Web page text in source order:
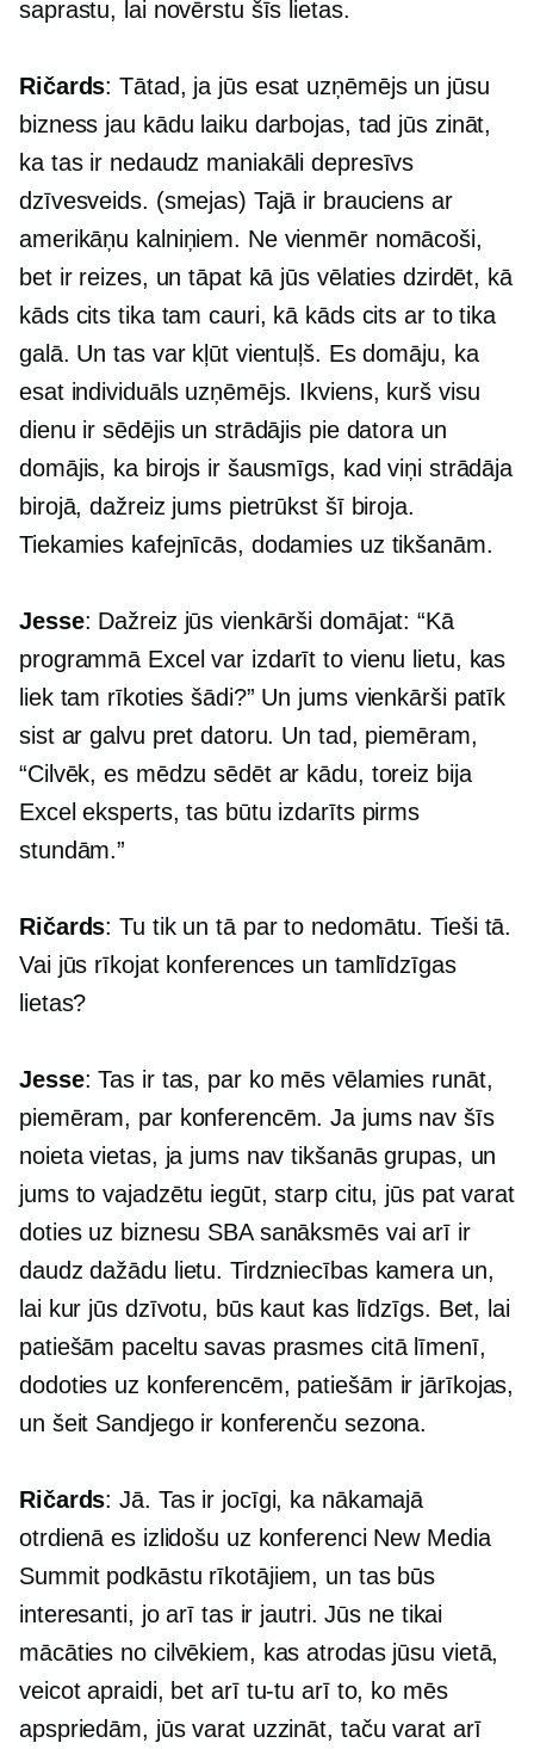
saprastu, lai novērstu šīs lietas.
Ričards: Tātad, ja jūs esat uzņēmējs un jūsu
bizness jau kādu laiku darbojas, tad jūs zināt,
ka tas ir nedaudz maniakāli depresīvs
dzīvesveids. (smejas) Tajā ir brauciens ar
amerikāņu kalniņiem. Ne vienmēr nomācoši,
bet ir reizes, un tāpat kā jūs vēlaties dzirdēt, kā
kāds cits tika tam cauri, kā kāds cits ar to tika
galā. Un tas var kļūt vientuļš. Es domāju, ka
esat individuāls uzņēmējs. Ikviens, kurš visu
dienu ir sēdējis un strādājis pie datora un
domājis, ka birojs ir šausmīgs, kad viņi strādāja
birojā, dažreiz jums pietrūkst šī biroja.
Tiekamies kafejnīcās, dodamies uz tikšanām.
Jesse: Dažreiz jūs vienkārši domājat: “Kā
programmā Excel var izdarīt to vienu lietu, kas
liek tam rīkoties šādi?” Un jums vienkārši patīk
sist ar galvu pret datoru. Un tad, piemēram,
“Cilvēk, es mēdzu sēdēt ar kādu, toreiz bija
Excel eksperts, tas būtu izdarīts pirms
stundām.”
Ričards: Tu tik un tā par to nedomātu. Tieši tā.
Vai jūs rīkojat konferences un tamlīdzīgas
lietas?
Jesse: Tas ir tas, par ko mēs vēlamies runāt,
piemēram, par konferencēm. Ja jums nav šīs
noieta vietas, ja jums nav tikšanās grupas, un
jums to vajadzētu iegūt, starp citu, jūs pat varat
doties uz biznesu SBA sanāksmēs vai arī ir
daudz dažādu lietu. Tirdzniecības kamera un,
lai kur jūs dzīvotu, būs kaut kas līdzīgs. Bet, lai
patiešām paceltu savas prasmes citā līmenī,
dodoties uz konferencēm, patiešām ir jārīkojas,
un šeit Sandjego ir konferenču sezona.
Ričards: Jā. Tas ir jocīgi, ka nākamajā
otrdienā es izlidošu uz konferenci New Media
Summit podkāstu rīkotājiem, un tas būs
interesanti, jo arī tas ir jautri. Jūs ne tikai
mācāties no cilvēkiem, kas atrodas jūsu vietā,
veicot apraidi, bet arī tu-tu arī to, ko mēs
apspriedām, jūs varat uzzināt, taču varat arī